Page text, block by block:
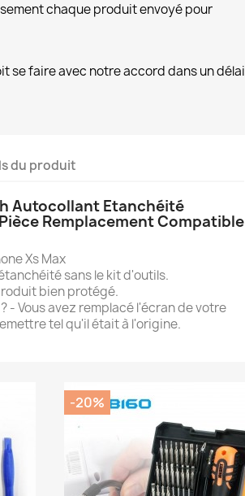
chaque produit envoyé pour
se faire avec notre accord dans un délai
du produit
Autocollant Etanchéité
Remplacement Compatible
Xs Max
sans le kit d'outils.
bien protégé.
- Vous avez remplacé l'écran de votre
tel qu'il était à l'origine.
-20%